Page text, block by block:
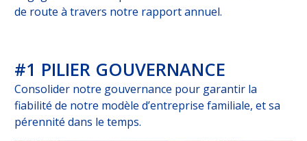
NOUSREJOINDRE
ESPACE CLIENT
Choisissez votre profil
ASSURÉ
de route à travers notre rapport annuel.
#1 PILIER GOUVERNANCE
Consolider notre gouvernance pour garantir la
fiabilité de notre modèle d’entreprise familiale, et sa
pérennité dans le temps.